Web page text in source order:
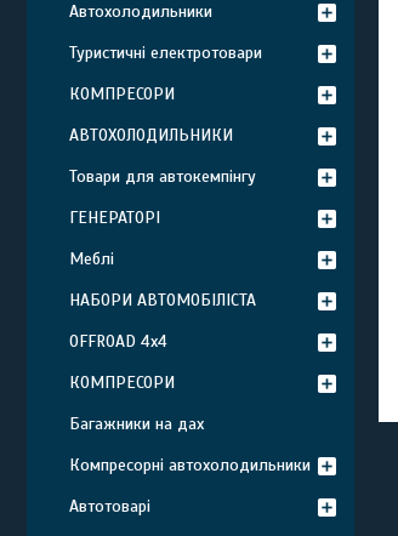
Автохолодильники
Туристичні електротовари
КОМПРЕСОРИ
АВТОХОЛОДИЛЬНИКИ
Товари для автокемпінгу
ГЕНЕРАТОРІ
Меблі
НАБОРИ АВТОМОБІЛІСТА
OFFROAD 4х4
КОМПРЕСОРИ
Багажники на дах
Компресорні автохолодильники
Автотоварі